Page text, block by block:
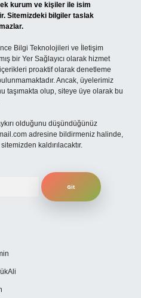
kurum ve kişiler ile isim
Sitemizdeki bilgiler taslak
Bilgi Teknolojileri ve İletişim
bir Yer Sağlayıcı olarak hizmet
proaktif olarak denetleme
Ancak, üyelerimiz
taşımakta olup, siteye üye olarak bu
olduğunu düşündüğünüz
adresine bildirmeniz halinde,
kaldırılacaktır.